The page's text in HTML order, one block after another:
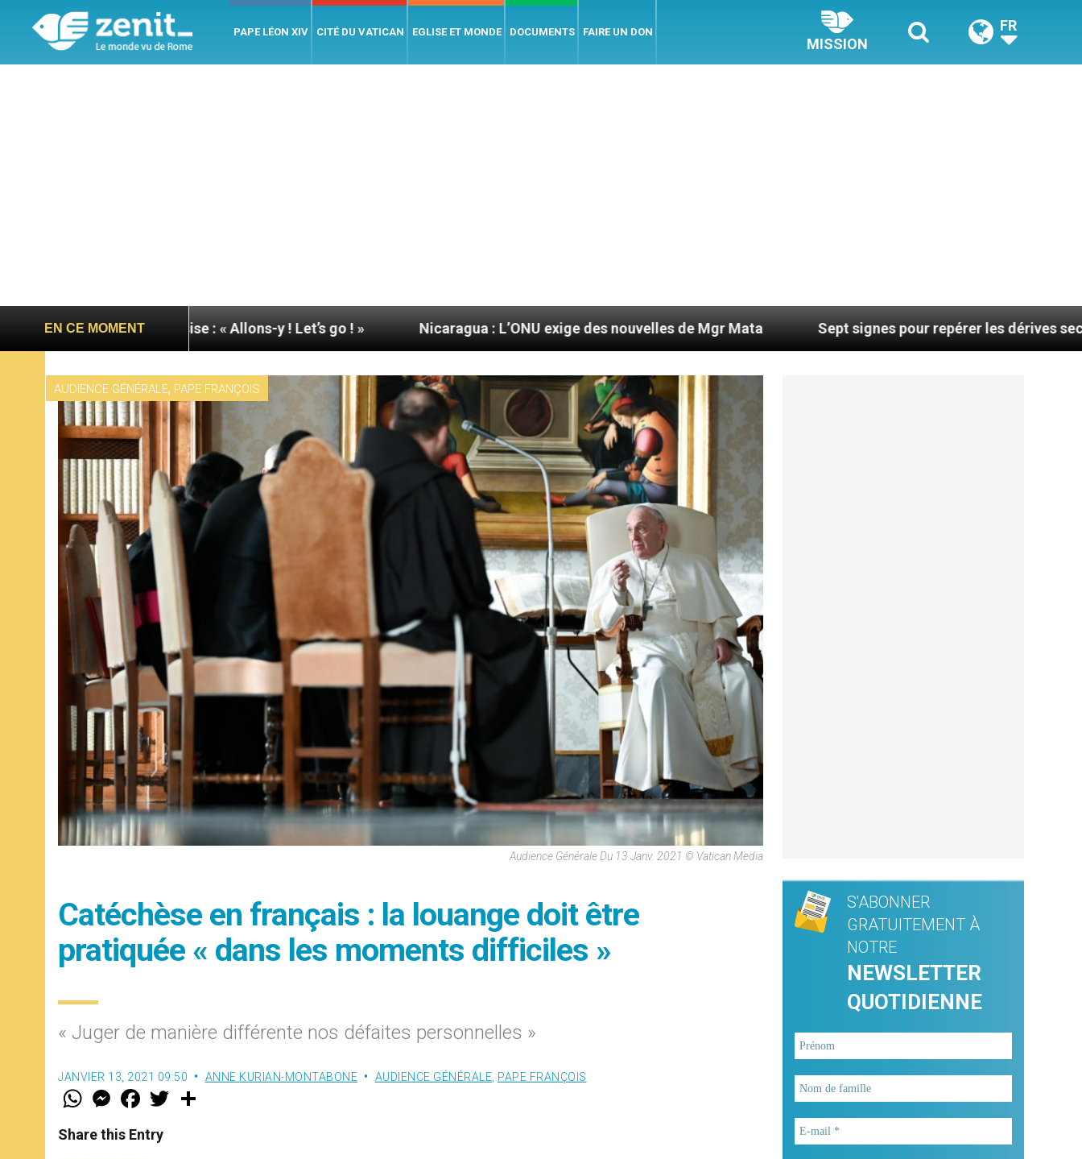
PAPE LÉON XIV CITÉ DU VATICAN EGLISE ET MONDE DOCUMENTS FAIRE UN DON
MISSION
FR
EN CE MOMENT
à Assise : « Allons-y ! Let’s go ! » Nicaragua : L’ONU exige des nouvelles de Mgr Mata Sept signes pour repérer les dérives sectaires du
AUDIENCE GÉNÉRALE, PAPE FRANÇOIS
Audience Générale Du 13 Janv. 2021 © Vatican Media
Catéchèse en français : la louange doit être
pratiquée « dans les moments difficiles »
« Juger de manière différente nos défaites personnelles »
JANVIER 13, 2021 09:50 ANNE KURIAN-MONTABONE AUDIENCE GÉNÉRALE PAPE FRANÇOIS
W
t
s
M
e
s
e
F
a
e
b
w
Share this Entry
S'ABONNER
GRATUITEMENT À
NOTRE
NEWSLETTER
QUOTIDIENNE